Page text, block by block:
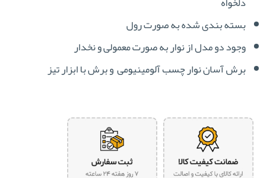
بسته بندی شده به صورت رول
وجود دو مدل از نوار به صورت معمولی و نخدار
برش آسان نوار چسب آلومینیومی و برش با ابزار تیز